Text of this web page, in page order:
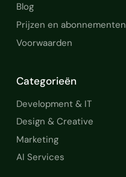
Blog
Prijzen en abonnementen
Voorwaarden
Categorieën
Development & IT
Design & Creative
Marketing
AI Services